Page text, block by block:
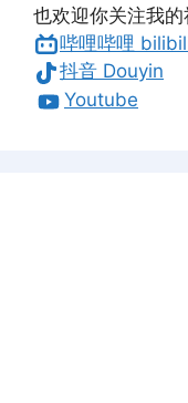
也欢迎你关注我的
哔哩哔哩
抖音 Douyin
Youtube